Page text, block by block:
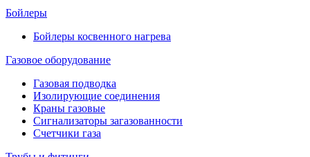
Бойлеры
Бойлеры косвенного нагрева
Газовое оборудование
Газовая подводка
Изолирующие соединения
Краны газовые
Сигнализаторы загазованности
Счетчики газа